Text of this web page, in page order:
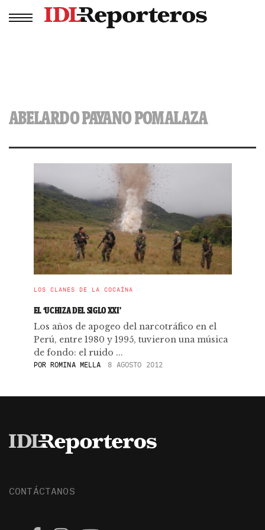
ABELARDO PAYANO POMALAZA
LOS CLANES DE LA COCAÍNA
EL ‘UCHIZA DEL SIGLO XXI’
Los años de apogeo del narcotráfico en el
Perú, entre 1980 y 1995, tuvieron una música
de fondo: el ruido ...
POR ROMINA MELLA 8 AGOSTO 2012
CONTÁCTANOS